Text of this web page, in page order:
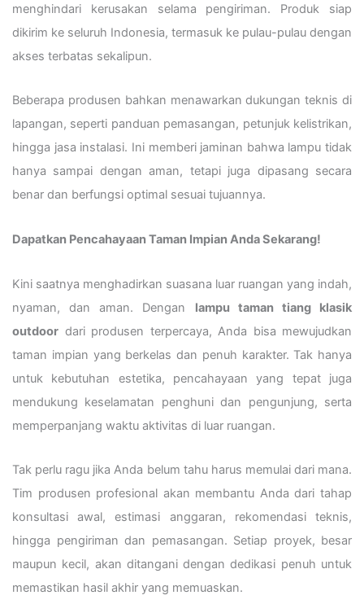
menghindari kerusakan selama pengiriman. Produk siap
dikirim ke seluruh Indonesia, termasuk ke pulau-pulau dengan
akses terbatas sekalipun.
Beberapa produsen bahkan menawarkan dukungan teknis di
lapangan, seperti panduan pemasangan, petunjuk kelistrikan,
hingga jasa instalasi. Ini memberi jaminan bahwa lampu tidak
hanya sampai dengan aman, tetapi juga dipasang secara
benar dan berfungsi optimal sesuai tujuannya.
Dapatkan Pencahayaan Taman Impian Anda Sekarang!
Kini saatnya menghadirkan suasana luar ruangan yang indah,
nyaman, dan aman. Dengan lampu taman tiang klasik
outdoor dari produsen terpercaya, Anda bisa mewujudkan
taman impian yang berkelas dan penuh karakter. Tak hanya
untuk kebutuhan estetika, pencahayaan yang tepat juga
mendukung keselamatan penghuni dan pengunjung, serta
memperpanjang waktu aktivitas di luar ruangan.
Tak perlu ragu jika Anda belum tahu harus memulai dari mana.
Tim produsen profesional akan membantu Anda dari tahap
konsultasi awal, estimasi anggaran, rekomendasi teknis,
hingga pengiriman dan pemasangan. Setiap proyek, besar
maupun kecil, akan ditangani dengan dedikasi penuh untuk
memastikan hasil akhir yang memuaskan.